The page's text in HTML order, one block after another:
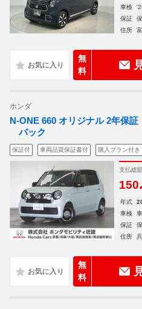
車検
保証
住所
無
料
ホンダ
N-ONE 660 オリジナル 2年
バック
保証付 車両品質保証書付 購入プラン付き
支払総
150.
年式
車検
保証
住所
無
料